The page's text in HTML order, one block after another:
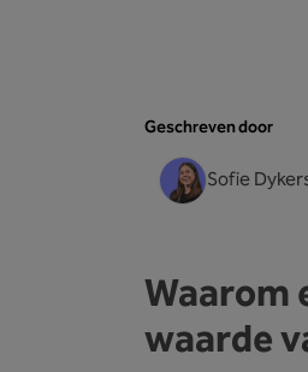
Geschreven door
Sofie
Waarom
waarde